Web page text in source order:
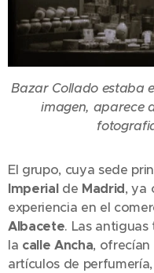
Bazar Collado estaba
imagen, aparece
El grupo, cuya sede
Imperial de Madrid, ya
experiencia en el
Albacete. Las
la calle Ancha,
artículos de